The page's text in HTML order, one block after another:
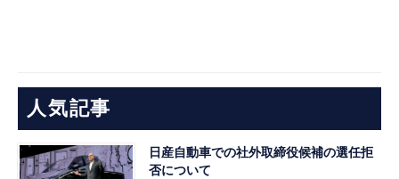
人気記事
日産自動車での社外取締役候補の選任拒
否について